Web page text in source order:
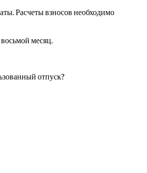
Расчеты взносов необходимо
месяц.
отпуск?